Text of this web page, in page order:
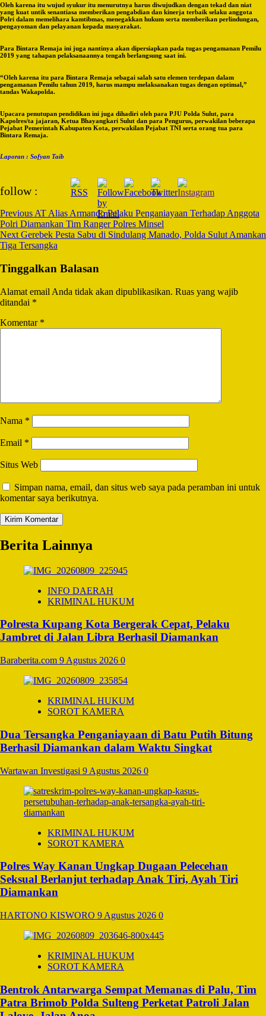
Oleh karena itu wujud syukur itu menurutnya harus diwujudkan dengan tekad dan niat
yang kuat untik senantiasa memberikan pengabdian dan kinerja terbaik selaku anggota
Polri dalam memelihara kamtibmas, menegakkan hukum serta memberikan perlindungan,
pengayoman dan pelayanan kepada masyarakat.
Para Bintara Remaja ini juga nantinya akan dipersiapkan pada tugas pengamanan Pemilu
2019 yang tahapan pelaksanaannya tengah berlangsung saat ini.
“Oleh karena itu para Bintara Remaja sebagai salah satu elemen terdepan dalam
pengamanan Pemilu tahun 2019, harus mampu melaksanakan tugas dengan optimal,”
tandas Wakapolda.
Upacara penutupan pendidikan ini juga dihadiri oleh para PJU Polda Sulut, para
Kapolres/ta jajaran, Ketua Bhayangkari Sulut dan para Pengurus, perwakilan beberapa
Pejabat Pemerintah Kabupaten Kota, perwakilan Pejabat TNI serta orang tua para
Bintara Remaja.
Laporan : Sofyan Taib
follow :
Navigation
PreviousAT Alias Armando Pelaku Penganiayaan Terhadap Anggota
Polri Diamankan Tim Ranger Polres Minsel
NextGerebek Pesta Sabu di Sindulang Manado, Polda Sulut Amankan
Tiga Tersangka
Tinggalkan Balasan
Alamat email Anda tidak akan dipublikasikan. Ruas yang wajib
ditandai *
Komentar *
Nama *
Email *
Situs Web
Simpan nama, email, dan situs web saya pada peramban ini untuk
komentar saya berikutnya.
Berita Lainnya
INFO DAERAH
KRIMINAL HUKUM
Polresta Kupang Kota Bergerak Cepat, Pelaku
Jambret di Jalan Libra Berhasil Diamankan
Baraberita.com 9 Agustus 2026 0
KRIMINAL HUKUM
SOROT KAMERA
Dua Tersangka Penganiayaan di Batu Putih Bitung
Berhasil Diamankan dalam Waktu Singkat
Wartawan Investigasi 9 Agustus 2026 0
KRIMINAL HUKUM
SOROT KAMERA
Polres Way Kanan Ungkap Dugaan Pelecehan
Seksual Berlanjut terhadap Anak Tiri, Ayah Tiri
Diamankan
HARTONO KISWORO 9 Agustus 2026 0
KRIMINAL HUKUM
SOROT KAMERA
Bentrok Antarwarga Sempat Memanas di Palu, Tim
Patra Brimob Polda Sulteng Perketat Patroli Jalan